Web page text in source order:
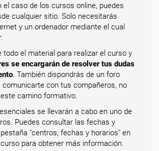
el caso de los cursos online, puedes
cualquier sitio. Solo necesitarás
y un ordenador mediante el cual
todo el material para realizar el curso y
se encargarán de resolver tus dudas
. También dispondrás de un foro
comunicarte con tus compañeros, no
camino formativo.
se llevarán a cabo en uno de
Puedes consultar las fechas y
"centros, fechas y horarios" en
para obtener más información.